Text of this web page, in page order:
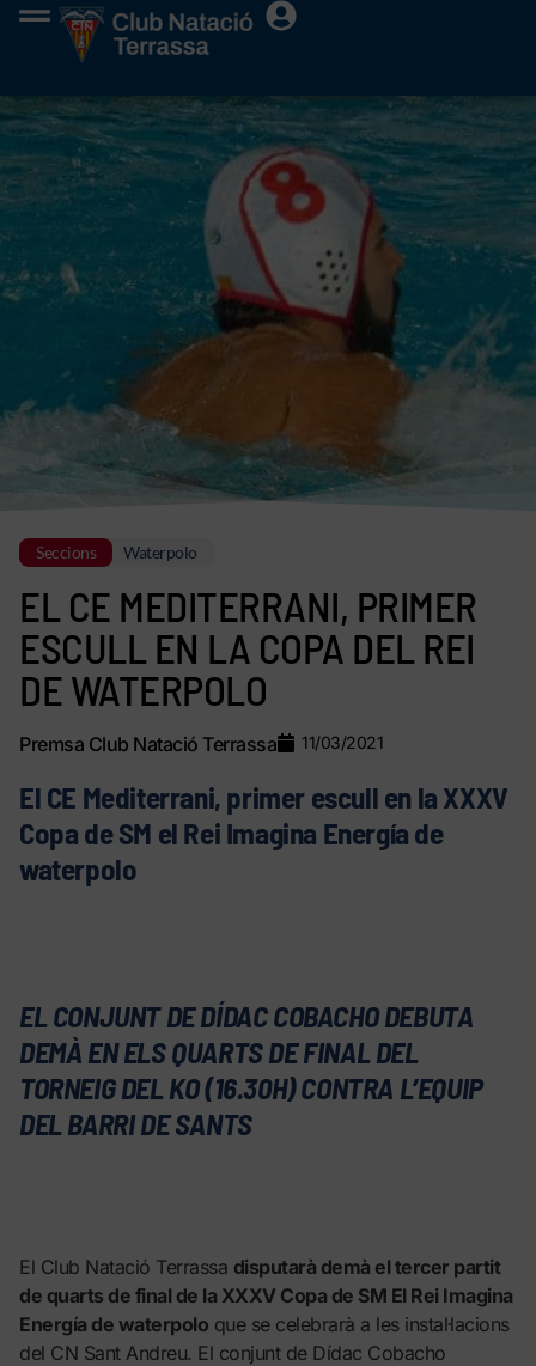
Seccions Waterpolo
EL CE MEDITERRANI, PRIMER
ESCULL EN LA COPA DEL REI
DE WATERPOLO
Premsa Club Natació Terrassa 11/03/2021
El CE Mediterrani, primer escull en la XXXV
Copa de SM el Rei Imagina Energía de
waterpolo
EL CONJUNT DE DÍDAC COBACHO DEBUTA
DEMÀ EN ELS QUARTS DE FINAL DEL
TORNEIG DEL KO (16.30H) CONTRA L’EQUIP
DEL BARRI DE SANTS
El Club Natació Terrassa disputarà demà el tercer partit
de quarts de final de la XXXV Copa de SM El Rei Imagina
Energía de waterpolo que se celebrarà a les instal·lacions
del CN Sant Andreu. El conjunt de Dídac Cobacho